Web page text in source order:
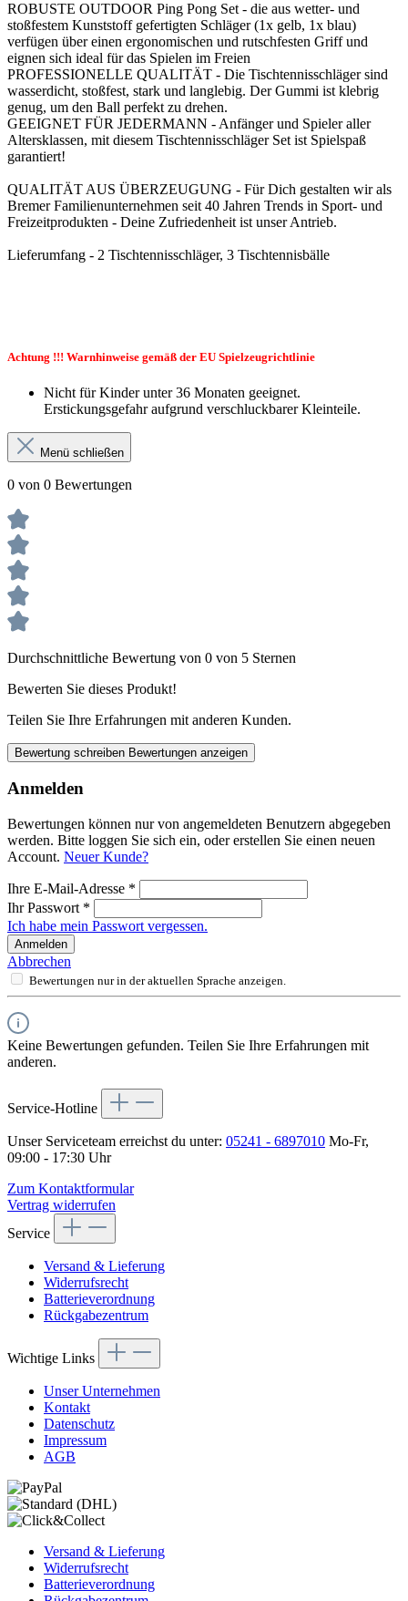
ROBUSTE OUTDOOR Ping Pong Set - die aus wetter- und
stoßfestem Kunststoff gefertigten Schläger (1x gelb, 1x blau)
verfügen über einen ergonomischen und rutschfesten Griff und
eignen sich ideal für das Spielen im Freien
PROFESSIONELLE QUALITÄT - Die Tischtennisschläger sind
wasserdicht, stoßfest, stark und langlebig. Der Gummi ist klebrig
genug, um den Ball perfekt zu drehen.
GEEIGNET FÜR JEDERMANN - Anfänger und Spieler aller
Altersklassen, mit diesem Tischtennisschläger Set ist Spielspaß
garantiert!
QUALITÄT AUS ÜBERZEUGUNG - Für Dich gestalten wir als
Bremer Familienunternehmen seit 40 Jahren Trends in Sport- und
Freizeitprodukten - Deine Zufriedenheit ist unser Antrieb.
Lieferumfang - 2 Tischtennisschläger, 3 Tischtennisbälle
Achtung !!! Warnhinweise gemäß der EU Spielzeugrichtlinie
Nicht für Kinder unter 36 Monaten geeignet.
Erstickungsgefahr aufgrund verschluckbarer Kleinteile.
Menü schließen
0 von 0 Bewertungen
Durchschnittliche Bewertung von 0 von 5 Sternen
Bewerten Sie dieses Produkt!
Teilen Sie Ihre Erfahrungen mit anderen Kunden.
Bewertung schreiben Bewertungen anzeigen
Anmelden
Bewertungen können nur von angemeldeten Benutzern abgegeben
werden. Bitte loggen Sie sich ein, oder erstellen Sie einen neuen
Account. Neuer Kunde?
Ihre E-Mail-Adresse *
Ihr Passwort *
Ich habe mein Passwort vergessen.
Anmelden
Abbrechen
Bewertungen nur in der aktuellen Sprache anzeigen.
Keine Bewertungen gefunden. Teilen Sie Ihre Erfahrungen mit
anderen.
Service-Hotline
Unser Serviceteam erreichst du unter: 05241 - 6897010 Mo-Fr,
09:00 - 17:30 Uhr
Zum Kontaktformular
Vertrag widerrufen
Service
Versand & Lieferung
Widerrufsrecht
Batterieverordnung
Rückgabezentrum
Wichtige Links
Unser Unternehmen
Kontakt
Datenschutz
Impressum
AGB
Versand & Lieferung
Widerrufsrecht
Batterieverordnung